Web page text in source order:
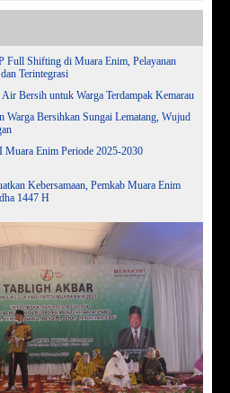
Full Shifting di Muara Enim, Pelayanan
Terintegrasi
Bersih untuk Warga Terdampak Kemarau
Warga Bersihkan Sungai Lematang, Wujud
Enim Periode 2025-2030
Kebersamaan, Pemkab Muara Enim
1447 H